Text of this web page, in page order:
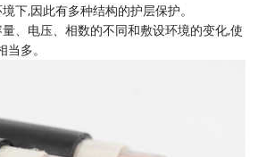
下,因此有多种结构的护层保护。
量、电压、相数的不同和敷设环境的变化,使
多。